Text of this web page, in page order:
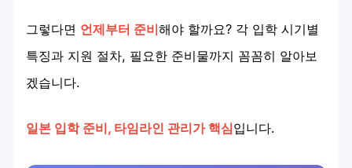
그렇다면 언제부터 준비해야 할까요? 각 입학 시기별
특징과 지원 절차, 필요한 준비물까지 꼼꼼히 알아보
겠습니다.
일본 입학 준비, 타임라인 관리가 핵심입니다.